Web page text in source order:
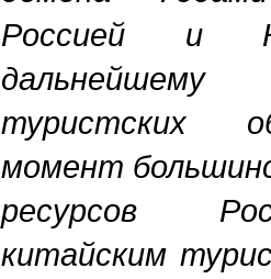
Россией и
туристских
момент
ресурсов
китайским